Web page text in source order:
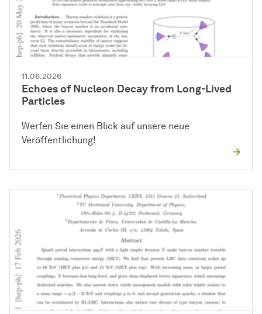
11.06.2026
Echoes of Nucleon Decay from Long-Lived
Particles
Werfen Sie einen Blick auf unsere neue
Veröffentlichung!